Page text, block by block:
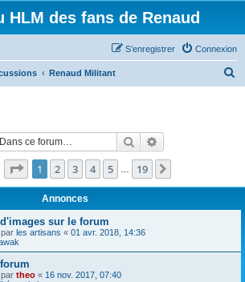
HLM des fans de Renaud
Connexion
S’enregistrer
Renaud Militant
c
Rechercher
Page 1sur19
1 2 3 4 5 19
Annonces
sur le forum
les artisans « 01 avr. 2018, 14:36
theo « 16 nov. 2017, 07:40